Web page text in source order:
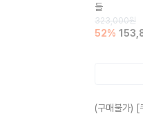
들
323,000원
52%
(구매불가) [